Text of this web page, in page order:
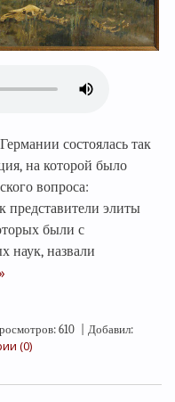
состоялась так
на которой было
вопроса:
представители элиты
были с
наук, назвали
610 Добавил:
(0)